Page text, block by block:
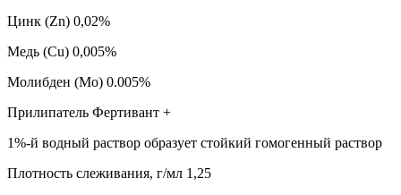
Цинк (Zn) 0,02%
Медь (Сu) 0,005%
Молибден (Mo) 0.005%
Прилипатель Фертивант +
1%-й водный раствор образует стойкий гомогенный раствор
Плотность слеживания, г/мл 1,25